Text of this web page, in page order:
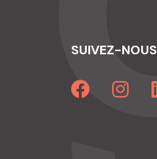
SUIVEZ-NOUS